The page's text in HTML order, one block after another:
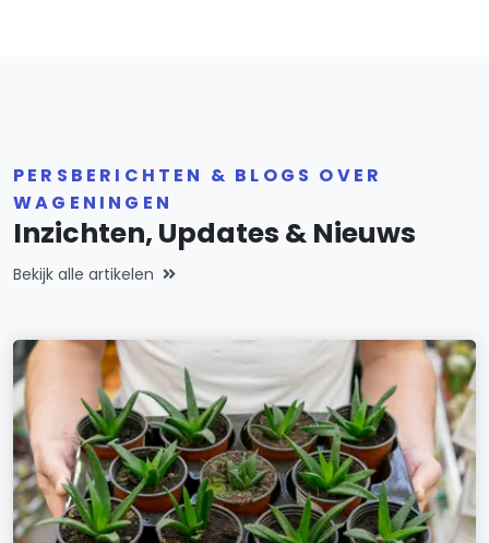
PERSBERICHTEN & BLOGS OVER
WAGENINGEN
Inzichten, Updates & Nieuws
Bekijk alle artikelen